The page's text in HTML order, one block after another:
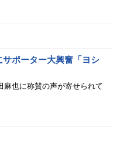
ポーター大興奮「ヨシ
也に称賛の声が寄せられて